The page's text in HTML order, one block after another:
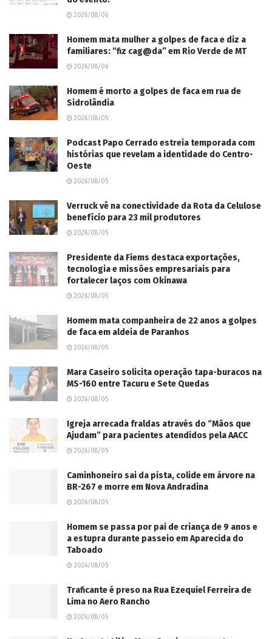
2026/08/06
Homem mata mulher a golpes de faca e diz a
familiares: “fiz cag@da” em Rio Verde de MT
2026/08/06
Homem é morto a golpes de faca em rua de
Sidrolândia
2026/08/05
Podcast Papo Cerrado estreia temporada com
histórias que revelam a identidade do Centro-
Oeste
2026/08/05
Verruck vê na conectividade da Rota da Celulose
benefício para 23 mil produtores
2026/08/05
Presidente da Fiems destaca exportações,
tecnologia e missões empresariais para
fortalecer laços com Okinawa
2026/08/05
Homem mata companheira de 22 anos a golpes
de faca em aldeia de Paranhos
2026/08/05
Mara Caseiro solicita operação tapa-buracos na
MS-160 entre Tacuru e Sete Quedas
2026/08/05
Igreja arrecada fraldas através do “Mãos que
Ajudam” para pacientes atendidos pela AACC
2026/08/05
Caminhoneiro sai da pista, colide em árvore na
BR-267 e morre em Nova Andradina
2026/08/05
Homem se passa por pai de criança de 9 anos e
a estupra durante passeio em Aparecida do
Taboado
2026/08/05
Traficante é preso na Rua Ezequiel Ferreira de
Lima no Aero Rancho
2026/08/05